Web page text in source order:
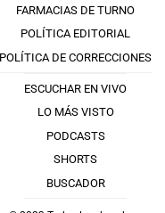
FARMACIAS DE TURNO
POLÍTICA EDITORIAL
POLÍTICA DE CORRECCIONES
ESCUCHAR EN VIVO
LO MÁS VISTO
PODCASTS
SHORTS
BUSCADOR